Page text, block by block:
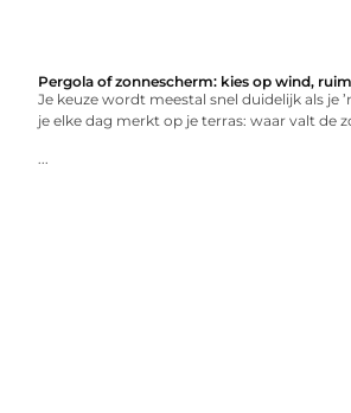
Pergola of zonnescherm: kies op wind,
Je keuze wordt meestal snel duidelijk als je
je elke dag merkt op je terras: waar valt de
...